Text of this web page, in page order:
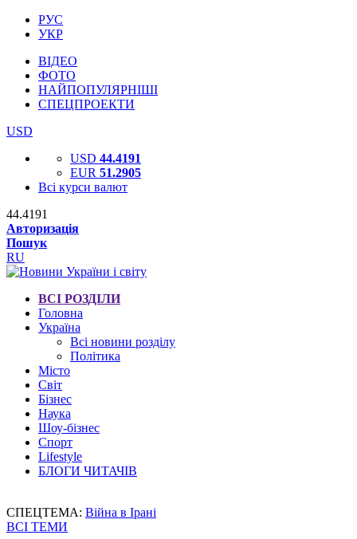
РУС
УКР
ВІДЕО
ФОТО
НАЙПОПУЛЯРНІШІ
СПЕЦПРОЕКТИ
USD
USD 44.4191
EUR 51.2905
Всі курси валют
44.4191
Авторизація
Пошук
RU
ВСІ РОЗДІЛИ
Головна
Україна
Всі новини розділу
Політика
Місто
Світ
Бізнес
Наука
Шоу-бізнес
Спорт
Lifestyle
БЛОГИ ЧИТАЧІВ
СПЕЦТЕМА: Війна в Ірані
ВСІ ТЕМИ